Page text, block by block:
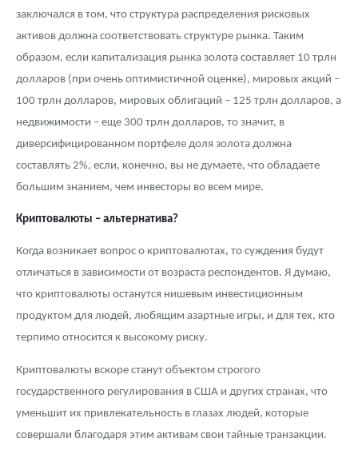
заключался в том, что структура распределения рисковых
активов должна соответствовать структуре рынка. Таким
образом, если капитализация рынка золота составляет 10 трлн
долларов (при очень оптимистичной оценке), мировых акций –
100 трлн долларов, мировых облигаций – 125 трлн долларов, а
недвижимости – еще 300 трлн долларов, то значит, в
диверсифицированном портфеле доля золота должна
составлять 2%, если, конечно, вы не думаете, что обладаете
большим знанием, чем инвесторы во всем мире.
Криптовалюты – альтернатива?
Когда возникает вопрос о криптовалютах, то суждения будут
отличаться в зависимости от возраста респондентов. Я думаю,
что криптовалюты останутся нишевым инвестиционным
продуктом для людей, любящим азартные игры, и для тех, кто
терпимо относится к высокому риску.
Криптовалюты вскоре станут объектом строгого
государственного регулирования в США и других странах, что
уменьшит их привлекательность в глазах людей, которые
совершали благодаря этим активам свои тайные транзакции.